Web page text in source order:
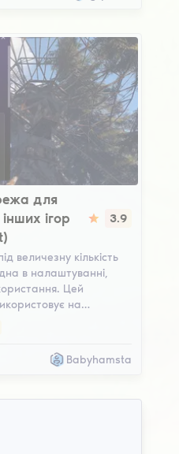
для
ігор
3.9
величезну кількість
в налаштуванні,
Цей
на…
Babyhamsta